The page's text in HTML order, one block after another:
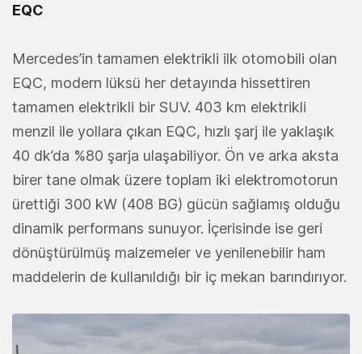
EQC
Mercedes’in tamamen elektrikli ilk otomobili olan
EQC, modern lüksü her detayında hissettiren
tamamen elektrikli bir SUV. 403 km elektrikli
menzil ile yollara çıkan EQC, hızlı şarj ile yaklaşık
40 dk’da %80 şarja ulaşabiliyor. Ön ve arka aksta
birer tane olmak üzere toplam iki elektromotorun
ürettiği 300 kW (408 BG) gücün sağlamış olduğu
dinamik performans sunuyor. İçerisinde ise geri
dönüştürülmüş malzemeler ve yenilenebilir ham
maddelerin de kullanıldığı bir iç mekan barındırıyor.